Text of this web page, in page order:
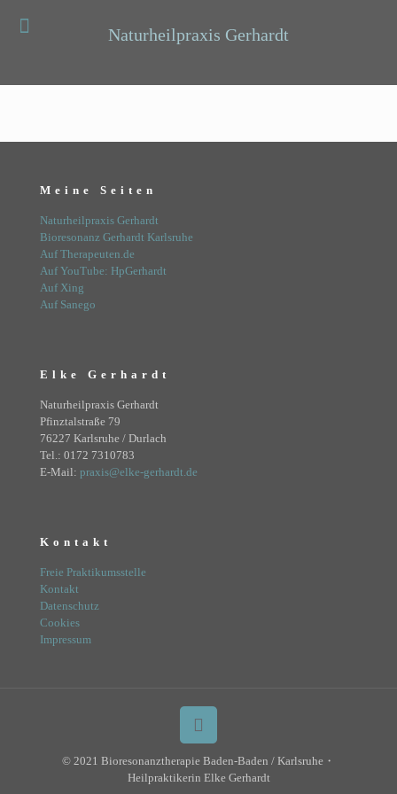
Naturheilpraxis Gerhardt
Meine Seiten
Naturheilpraxis Gerhardt
Bioresonanz Gerhardt Karlsruhe
Auf Therapeuten.de
Auf YouTube: HpGerhardt
Auf Xing
Auf Sanego
Elke Gerhardt
Naturheilpraxis Gerhardt
Pfinztalstraße 79
76227 Karlsruhe / Durlach
Tel.: 0172 7310783
E-Mail: praxis@elke-gerhardt.de
Kontakt
Freie Praktikumsstelle
Kontakt
Datenschutz
Cookies
Impressum
© 2021 Bioresonanztherapie Baden-Baden / Karlsruhe・
Heilpraktikerin Elke Gerhardt